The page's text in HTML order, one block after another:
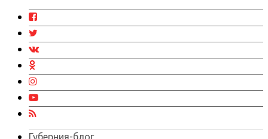
Губерния-блог